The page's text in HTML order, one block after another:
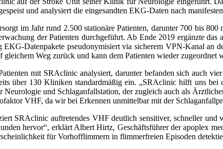
und analysiert die eingesandten EKG-Daten nach
im Jahr rund 2.500 stationäre Patienten, darunter 700 bis
der Patienten durchgeführt. Ab Ende 2019 ergänzte
EKG-Datenpakete pseudonymisiert via sicherem VPN-Kanal an
Weg zurück und kann dem Patienten wieder
mit SRAclinic analysiert, darunter befanden sich auch
über 130 Kliniken standardmäßig ein. „SRAclinic hilft uns
und Schlaganfallstation, der zugleich auch als
VHF, da wir bei Erkennen unmittelbar mit der
SRAclinic auftretendes VHF deutlich sensitiver, schneller
hervor“, erklärt Albert Hirtz, Geschäftsführer der apoplex
für Vorhofflimmern in flimmerfreien Episoden